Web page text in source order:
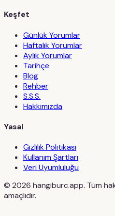
Keşfet
Günlük Yorumlar
Haftalık Yorumlar
Aylık Yorumlar
Tarihçe
Blog
Rehber
S.S.S.
Hakkımızda
Yasal
Gizlilik Politikası
Kullanım Şartları
Veri Uyumluluğu
© 2026 hangiburc.app. Tüm
amaçlıdır.